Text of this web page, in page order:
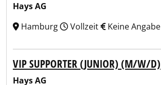
Hays AG
Hamburg
Vollzeit Keine Angabe
VIP SUPPORTER (JUNIOR) (M/W/D)
Hays AG